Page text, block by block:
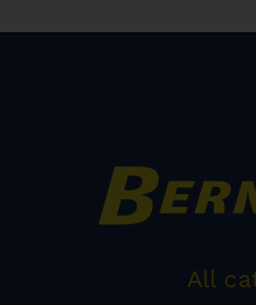
All